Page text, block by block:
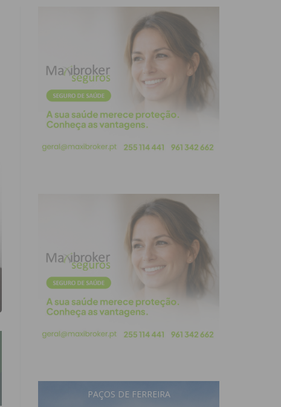
PAÇOS DE FERREIRA